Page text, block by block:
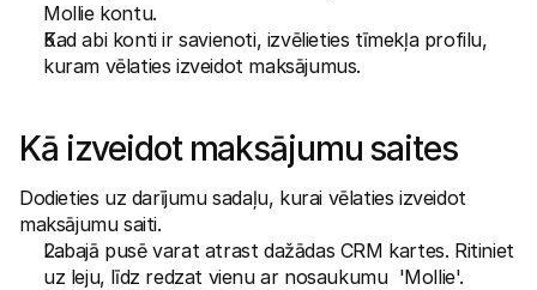
Mollie kontu.
Kad abi konti ir savienoti, izvēlieties tīmekļa profilu,
kuram vēlaties izveidot maksājumus.
Kā izveidot maksājumu saites
Dodieties uz darījumu sadaļu, kurai vēlaties izveidot
maksājumu saiti.
Labajā pusē varat atrast dažādas CRM kartes. Ritiniet
uz leju, līdz redzat vienu ar nosaukumu  'Mollie'.